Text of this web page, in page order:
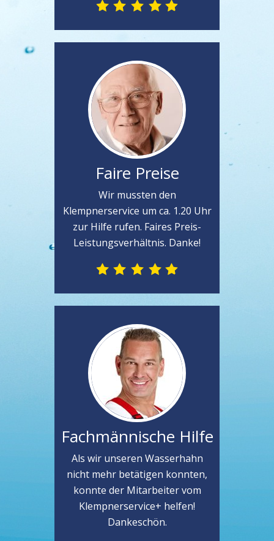
Faire Preise
Wir mussten den
Klempnerservice um ca. 1.20 Uhr
zur Hilfe rufen. Faires Preis-
Leistungsverhältnis. Danke!
Fachmännische Hilfe
Als wir unseren Wasserhahn
nicht mehr betätigen konnten,
konnte der Mitarbeiter vom
Klempnerservice+ helfen!
Dankeschön.